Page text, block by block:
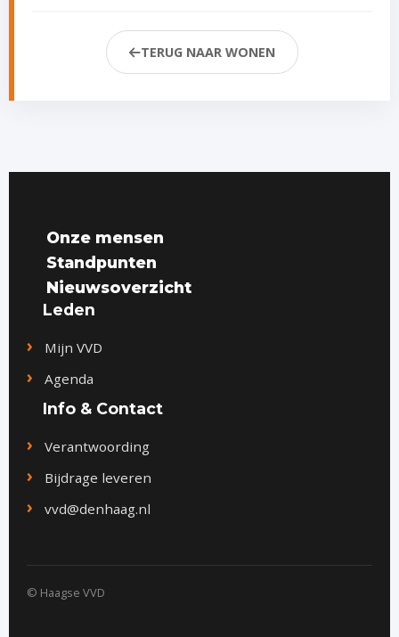
TERUG NAAR WONEN
Onze mensen
Standpunten
Nieuwsoverzicht
Leden
Mijn VVD
Agenda
Info & Contact
Verantwoording
Bijdrage leveren
vvd@denhaag.nl
© Haagse VVD